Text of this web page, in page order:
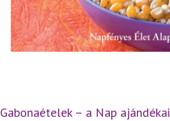
Gabonaételek – a Nap ajándékai